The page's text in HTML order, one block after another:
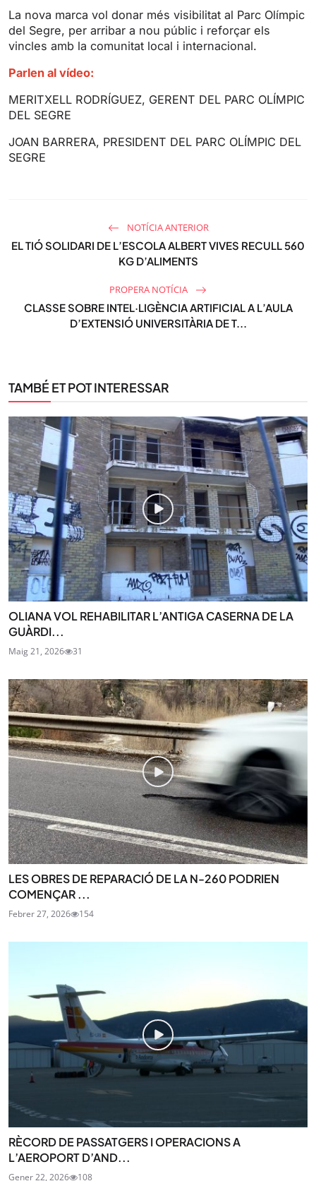
e
La nova marca vol donar més visibilitat al Parc Olímpic
del Segre, per arribar a nou públic i reforçar els
vincles amb la comunitat local i internacional.
Parlen al vídeo:
MERITXELL RODRÍGUEZ, GERENT DEL PARC OLÍMPIC
DEL SEGRE
JOAN BARRERA, PRESIDENT DEL PARC OLÍMPIC DEL
SEGRE
NOTÍCIA ANTERIOR
EL TIÓ SOLIDARI DE L’ESCOLA ALBERT VIVES RECULL 560
KG D’ALIMENTS
PROPERA NOTÍCIA
CLASSE SOBRE INTEL·LIGÈNCIA ARTIFICIAL A L’AULA
D’EXTENSIÓ UNIVERSITÀRIA DE T...
TAMBÉ ET POT INTERESSAR
OLIANA VOL REHABILITAR L’ANTIGA CASERNA DE LA
GUÀRDI...
Maig 21, 2026 31
LES OBRES DE REPARACIÓ DE LA N-260 PODRIEN
COMENÇAR ...
Febrer 27, 2026 154
RÈCORD DE PASSATGERS I OPERACIONS A
L’AEROPORT D’AND...
Gener 22, 2026 108